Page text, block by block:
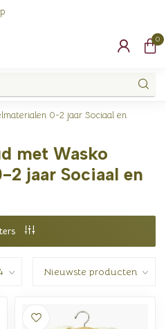
0
0-2 jaar Sociaal en
met Wasko
2 jaar Sociaal en